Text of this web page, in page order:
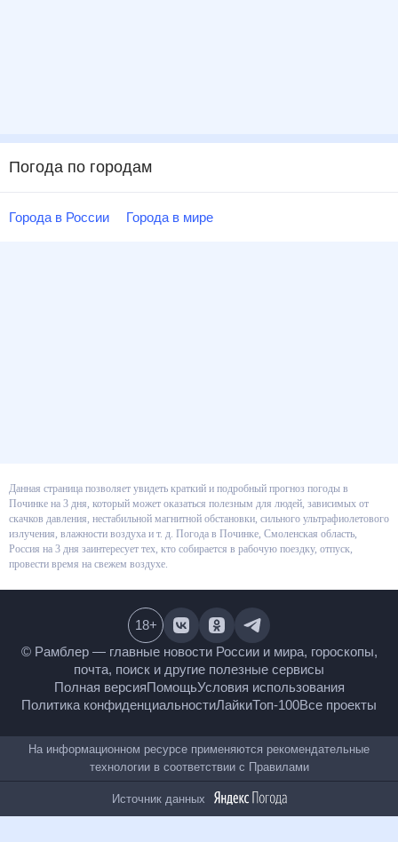
Погода по городам
Города в России Города в мире
Данная страница позволяет увидеть краткий и подробный прогноз
погоды в Починке на 3 дня, который может оказаться полезным для
людей, зависимых от скачков давления, нестабильной магнитной
обстановки, сильного ультрафиолетового излучения, влажности воздуха
и т. д. Погода в Починке, Смоленская область, Россия на 3 дня
заинтересует тех, кто собирается в рабочую поездку, отпуск, провести
© Рамблер — главные новости России и мира,
гороскопы, почта, поиск и другие полезные сервисы
Полная версияПомощьУсловия использования
Все проекты
18+
На информационном ресурсе применяются
рекомендательные технологии в соответствии с